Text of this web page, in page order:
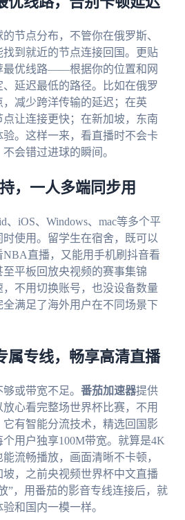
节点分布，不管你在俄罗斯、
到就近的节点连接回国。更贴
最优线路——根据你的位置和网
延迟最低的路径。比如在俄罗
减少跨洋传输的延迟；在英
让连接更快；在新加坡，东南
。这样一来，看直播时不会卡
会错过进球的瞬间。
，一人多端同步用
、iOS、Windows、mac等多个平
使用。留学生在宿舍，既可以
直播，又能用手机刷抖音看
平板回放央视频的赛事集锦
不用切换账号，也没设备数量
满足了海外用户在不同场景下
属专线，畅享高清直播
或带宽不足。 番茄加速器提供
心看完整场世界杯比赛，不用
有智能分流技术，精选回国影
用户独享100M带宽。就算是4K
流畅播放，画面清晰不卡顿，
，之前央视频世界杯中文直播
”，用番茄的影音专线连接后，就
和国内一模一样。